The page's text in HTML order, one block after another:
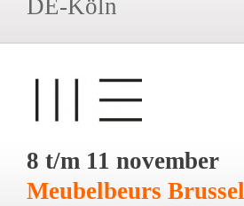
DE-Köln
8 t/m 11 november
Meubelbeurs Brussel